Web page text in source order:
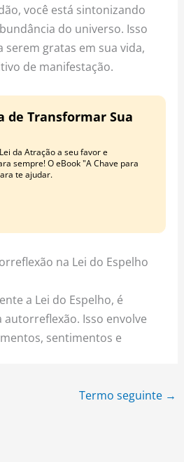
você está sintonizando
do universo. Isso
serem gratas em sua vida,
de manifestação.
de Transformar Sua
da Atração a seu favor e
sempre! O eBook "A Chave para
te ajudar.
na Lei do Espelho
a Lei do Espelho, é
Isso envolve
sentimentos e
Termo seguinte →